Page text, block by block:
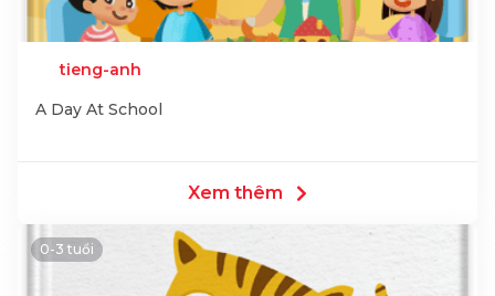
tieng-anh
A Day At School
Xem thêm
0-3 tuổi